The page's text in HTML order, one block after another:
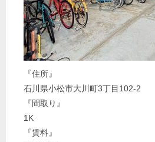
『住所』
石川県小松市大川町3丁目102-2
『間取り』
1K
『賃料』